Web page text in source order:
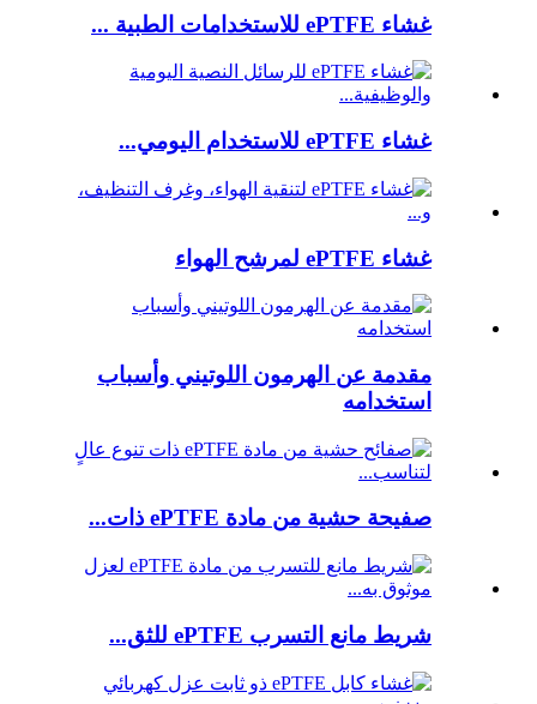
غشاء ePTFE للاستخدامات الطبية ...
غشاء ePTFE للاستخدام اليومي...
غشاء ePTFE لمرشح الهواء
مقدمة عن الهرمون اللوتيني وأسباب
استخدامه
صفيحة حشية من مادة ePTFE ذات...
شريط مانع التسرب ePTFE للثق...